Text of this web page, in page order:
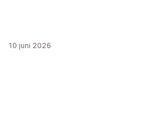
10 juni 2026